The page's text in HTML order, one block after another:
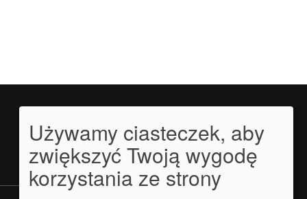
Używamy ciasteczek, aby
zwiększyć Twoją wygodę
korzystania ze strony